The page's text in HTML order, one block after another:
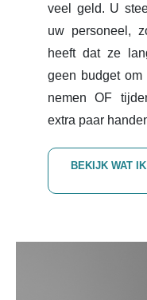
veel geld. U
uw personeel,
heeft dat ze
geen budget
nemen OF
extra paar
BEKIJK WAT